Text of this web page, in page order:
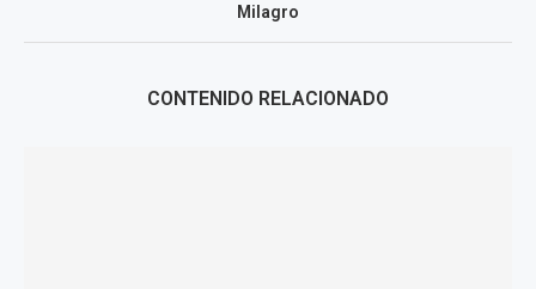
Milagro
CONTENIDO RELACIONADO